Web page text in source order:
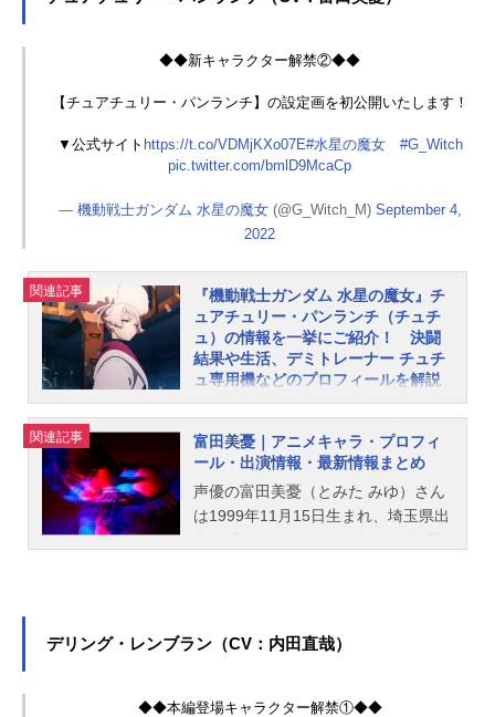
イトhttps://t.co/SmLXxGhzoi#水星の
3lRQ6—機動戦士ガンダム水星の魔
所属：メカニック科2年寮：地球寮自
専用機特徴：インナーカラーがブル
ーのショートヘアニカの寮生活同室
者は、スレッタ、チュチュ、リリッ
ケ、アリヤ。主に学園での出来事を
に誘われて出かけようとするスレッ
タの話に盛り上がり、ガールズトー
クを楽しんでいる様子。ルームウェ
アはみんなの育ってきた環境や趣向
を想像しながらデザインするのが楽
イン時とで色が違ったりしますがご
容赦ください）#水星の魔女#G_Witc
hpic.twitter.com/vSxlIBkPu8—形部一
平(@ippeigyoubu)October30,2022ニ
カの人間関係スレッ...
◆◆新キャラクター解禁②◆◆
【チュアチュリー・パンランチ】の設定画を初公開いたします！
▼公式サイト https://t.co/VDMjKXo07E#水星の魔女
#G_Witch
pic.twitter.com/bmlD9McaCp
— 機動戦士ガンダム 水星の魔女(@G_Witch_M) September 4,
2022
関連記事
『機動戦士ガンダム 水星の魔女』チ
ュアチュリー・パンランチ（チュチ
ュ）の情報を一挙にご紹介！ 決闘
結果や生活、デミトレーナー チュチ
ュ専用機などのプロフィールを解説
します！
『機動戦士ガンダム水星の魔女』チ
ュアチュリー・パンランチ（愛称は
ペーシアンを嫌う少女です。本記事
ではそんなチュチュの情報をご紹
介！ 決闘結果や入学理由、寮生活
◆新キャラクター解禁②◆◆【チュ
を初公開いたします！▼公式サイトh
関連記事
富田美憂｜アニメキャラ・プロフィ
ール・出演情報・最新情報まとめ
声優の富田美憂（とみた みゆ）さん
は1999年11月15日生まれ、埼玉県出
らでは、富田美憂さんのオススメ記
デリング・レンブラン（CV：内田直哉）
◆◆本編登場キャラクター解禁①◆◆